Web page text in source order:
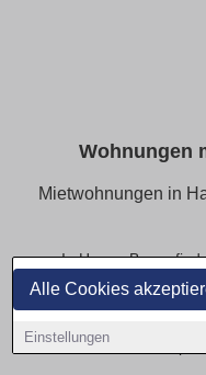
Alle Cookies
Einstellungen
Wohnungen
Mietwohnungen in
In Hamm Berge
Mietwohnungen –
geräumigen
schnell die